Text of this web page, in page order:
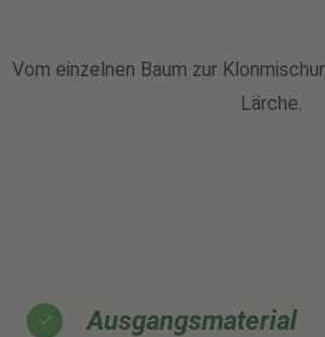
Vom einzelnen Baum zur
Lärche.
Ausgangsmaterial